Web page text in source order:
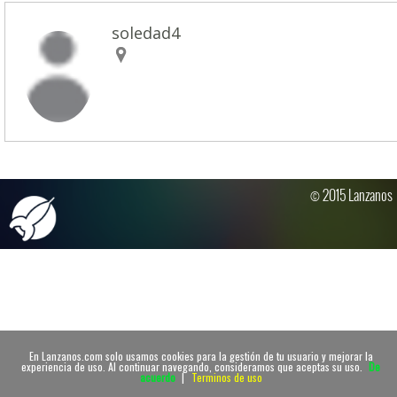
En Lanzanos.com solo usamos cookies para la gestión de tu usuario y mejorar la
experiencia de uso. Al continuar navegando, consideramos que aceptas su uso. De
acuerdo | Terminos de uso
soledad4
© 2015 Lanzanos